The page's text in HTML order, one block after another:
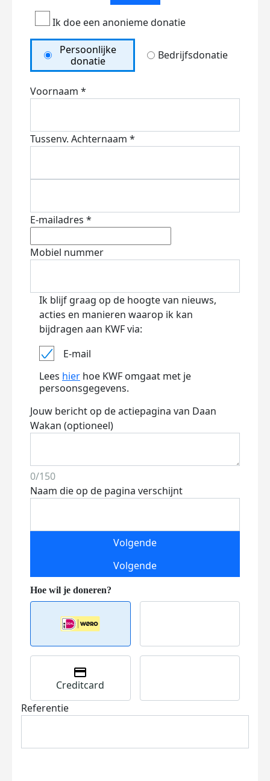
Ik doe een anonieme donatie
Persoonlijke
donatie
Bedrijfsdonatie
Voornaam *
Tussenv. Achternaam *
E-mailadres *
Mobiel nummer
Ik blijf graag op de hoogte van nieuws,
acties en manieren waarop ik kan
bijdragen aan KWF via:
E-mail
Lees hier hoe KWF omgaat met je
persoonsgegevens.
Jouw bericht op de actiepagina van Daan
Wakan (optioneel)
0/150
Naam die op de pagina verschijnt
Volgende
Volgende
Creditcard
Referentie